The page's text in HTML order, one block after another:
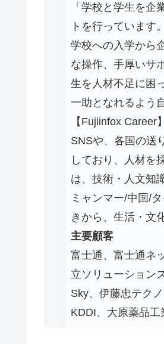
「学校と学生を
トを行っています
学校への入学から
な操作、手厚いサ
生を人材不足に困
一助となれるよう
【Fujiinfox Career】
SNSや、各国の送
しており、人材を
は、技術・人文知
ミャンマー/中国/
きから、生活・文
主要顧客
富士通、富士通ネ
立ソリューション
Sky、伊藤忠テク
KDDI、大原薬品